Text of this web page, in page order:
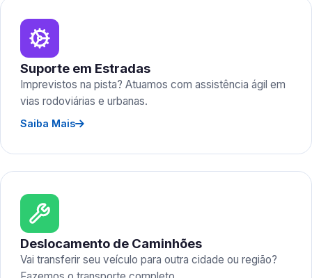
Suporte em Estradas
Imprevistos na pista? Atuamos com assistência ágil em
vias rodoviárias e urbanas.
Saiba Mais
Deslocamento de Caminhões
Vai transferir seu veículo para outra cidade ou região?